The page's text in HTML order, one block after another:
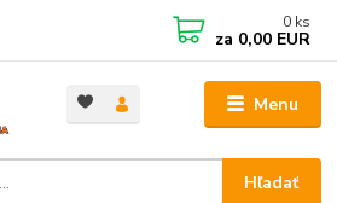
Menu
Hľadať
0 ks
za 0,00 EUR